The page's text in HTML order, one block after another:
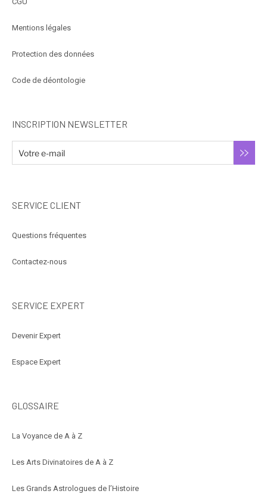
Mentions légales
Protection des données
Code de déontologie
INSCRIPTION NEWSLETTER
SERVICE CLIENT
Questions fréquentes
Contactez-nous
SERVICE EXPERT
Devenir Expert
Espace Expert
GLOSSAIRE
La Voyance de A à Z
Les Arts Divinatoires de A à Z
Les Grands Astrologues de l’Histoire